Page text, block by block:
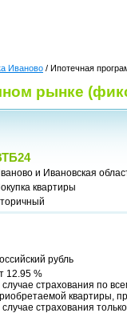
Иваново / Ипотечная
рынке
и Ивановская
квартиры
рубль
12.95 %
случае страхования по
квартиры,
случае страхования